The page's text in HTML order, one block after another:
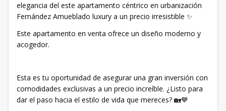
elegancia del este apartamento céntrico en urbanización
Fernández Amueblado luxury a un precio irresistible ✨
Este apartamento en venta ofrece un diseño moderno y
acogedor.
Esta es tu oportunidad de asegurar una gran inversión con
comodidades exclusivas a un precio increíble. ¿Listo para
dar el paso hacia el estilo de vida que mereces? 🏡💙